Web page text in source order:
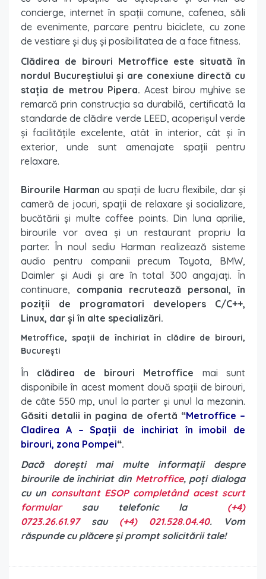
concierge, internet în spații comune, cafenea, săli
de evenimente, parcare pentru biciclete, cu zone
de vestiare și duș și posibilitatea de a face fitness.
Clădirea de birouri Metroffice este situată în
nordul Bucureștiului și are conexiune directă cu
stația de metrou Pipera.Acest birou myhive se
remarcă prin construcția sa durabilă, certificată la
standarde de clădire verde LEED, acoperișul verde
și facilitățile excelente, atât în interior, cât și în
exterior, unde sunt amenajate spații pentru
relaxare.
Birourile Harman au spații de lucru flexibile, dar și
cameră de jocuri, spații de relaxare și socializare,
bucătării și multe coffee points. Din luna aprilie,
birourile vor avea și un restaurant propriu la
parter. În noul sediu Harman realizează sisteme
audio pentru companii precum Toyota, BMW,
Daimler și Audi și are în total 300 angajați. În
continuare, compania recrutează personal, în
poziții de programatori developers C/C++,
Linux, dar și în alte specializări.
Metroffice, spații de închiriat în clădire de birouri,
București
În clădirea de birouri Metroffice mai sunt
disponibile în acest moment două spații de birouri,
de câte 550 mp, unul la parter și unul la mezanin.
Găsiti detalii in pagina de ofertă “Metroffice –
Cladirea A – Spații de inchiriat în imobil de
birouri, zona Pompei“.
Dacă dorești mai multe informații despre
birourile de închiriat din Metroffice, poți dialoga
cu un consultant ESOP completând acest scurt
formularsau telefonic la (+4)
0723.26.61.97sau (+4) 021.528.04.40. Vom
răspunde cu plăcere și prompt solicitării tale!